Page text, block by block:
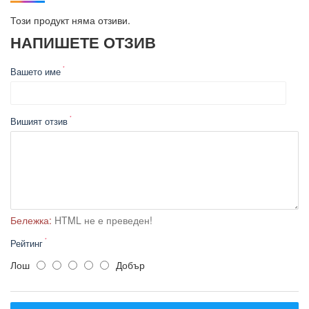
Капацитет на овлажняване - 400 мл. на час
овлажняваща мъгла.
Таймер - за настройка от 1 до 12 часа.
Йонизатор - отрицателните йони, полезни за човешкия
организъм елиминират частици като полени и прах,
Този продукт няма отзиви.
НАПИШЕТЕ ОТЗИВ
Вашето име
Вишият отзив
Бележка: HTML не е преведен!
Рейтинг
Лош Добър